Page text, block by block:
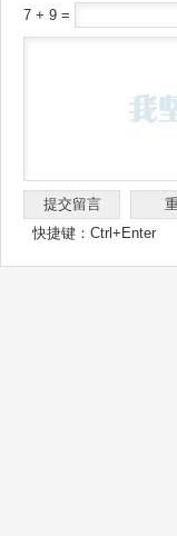
7 + 9 =
快捷键：Ctrl+Enter